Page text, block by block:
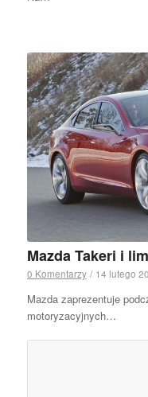
Mazda Takeri i
0 Komentarzy / 14 lutego
Mazda zaprezentuje
motoryzacyjnych…